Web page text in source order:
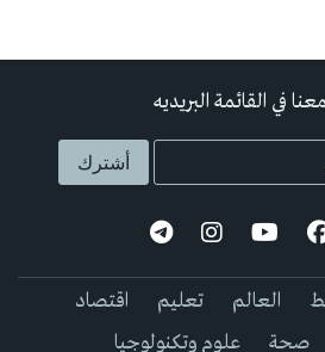
في القائمة البريديه
العالم تعليم
اقتصاد
صحة علوم وتكنولوجيا